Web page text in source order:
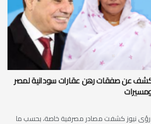
عن صفقات رهن عقارات سودانية لمصر
رؤى نيوز كشفت مصادر مصرفية خاصة، بحسب ما